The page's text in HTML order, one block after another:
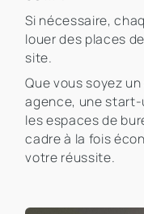
Si nécessaire,
louer des places
site.
Que vous soyez
agence, une
les espaces de
cadre à la fois
votre réussite.